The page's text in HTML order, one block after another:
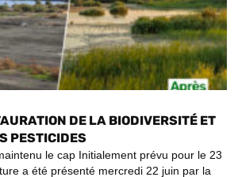
DE LA BIODIVERSITÉ ET
PESTICIDES
le cap Initialement prévu pour le 23
a été présenté mercredi 22 juin par la